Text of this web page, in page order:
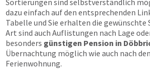
Sortierungen sind selbstverständlich
dazu einfach auf den entsprechenden
Tabelle und Sie erhalten die gewünschte
Art sind auch Auflistungen nach Lage
besonders günstigen Pension in
Übernachtung möglich wie auch nach
Ferienwohnung.